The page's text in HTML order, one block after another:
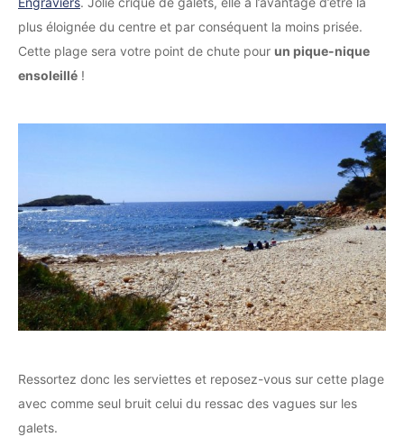
plus éloignée du centre et par conséquent la moins prisée.
Cette plage sera votre point de chute pour un pique-nique
ensoleillé !
Ressortez donc les serviettes et reposez-vous sur cette plage
avec comme seul bruit celui du ressac des vagues sur les
galets.